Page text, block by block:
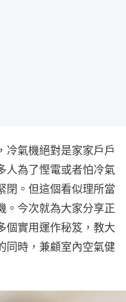
冷氣機絕對是家家戶戶
人為了慳電或者怕冷氣
閉。但這個看似理所當
。今次就為大家分享正
個實用運作秘笈，教大
同時，兼顧室內空氣健